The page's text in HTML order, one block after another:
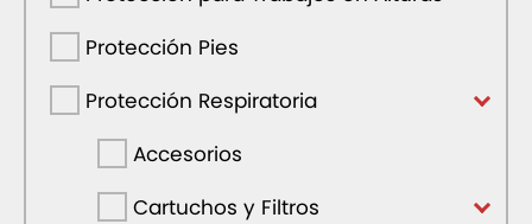
Protección Pies
Protección Respiratoria
Accesorios
Cartuchos y Filtros